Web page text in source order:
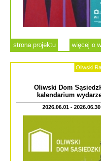
strona projektu więcej o
Oliwski
Oliwski Dom
kalendarium
2026.06.01 - 2026.06.30